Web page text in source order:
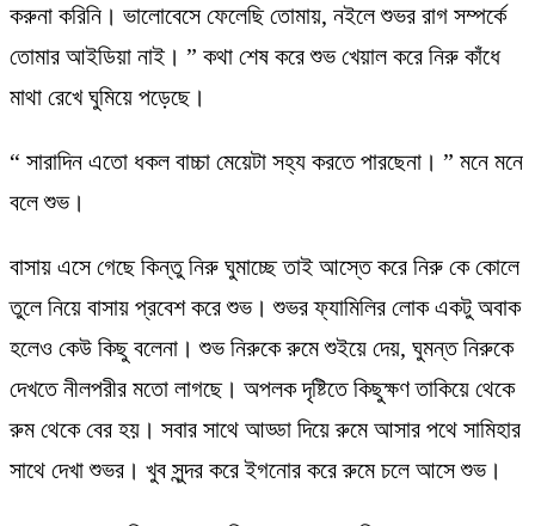
করুনা করিনি। ভালোবেসে ফেলেছি তোমায়, নইলে শুভর রাগ সম্পর্কে
তোমার আইডিয়া নাই। ” কথা শেষ করে শুভ খেয়াল করে নিরু কাঁধে
মাথা রেখে ঘুমিয়ে পড়েছে।
“ সারাদিন এতো ধকল বাচ্চা মেয়েটা সহ্য করতে পারছেনা। ” মনে মনে
বলে শুভ।
বাসায় এসে গেছে কিন্তু নিরু ঘুমাচ্ছে তাই আস্তে করে নিরু কে কোলে
তুলে নিয়ে বাসায় প্রবেশ করে শুভ। শুভর ফ্যামিলির লোক একটু অবাক
হলেও কেউ কিছু বলেনা। শুভ নিরুকে রুমে শুইয়ে দেয়, ঘুমন্ত নিরুকে
দেখতে নীলপরীর মতো লাগছে। অপলক দৃষ্টিতে কিছুক্ষণ তাকিয়ে থেকে
রুম থেকে বের হয়। সবার সাথে আড্ডা দিয়ে রুমে আসার পথে সামিহার
সাথে দেখা শুভর। খুব সুন্দর করে ইগনোর করে রুমে চলে আসে শুভ।